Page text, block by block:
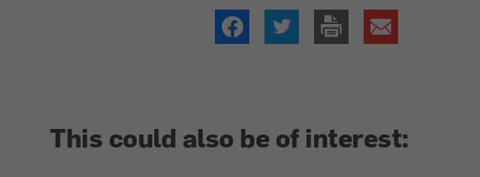
This could also be of interest: